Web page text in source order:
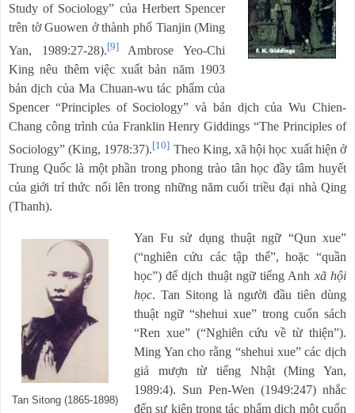
Study of Sociology” của Herbert Spencer
trên tờ Guowen ở thành phố Tianjin (Ming
Yan, 1989:27-28).[9]Ambrose Yeo-Chi
King nêu thêm việc xuất bản năm 1903
bản dịch của Ma Chuan-wu tác phẩm của
Spencer “Principles of Sociology” và bản dịch của Wu Chien-
Chang công trình của Franklin Henry Giddings “The Principles of
Sociology” (King, 1978:37).[10] Theo King, xã hội học xuất hiện ở
Trung Quốc là một phần trong phong trào tân học đầy tâm huyết
của giới trí thức nổi lên trong những năm cuối triều đại nhà Qing
(Thanh).
Tan Sitong (1865-1898)
Yan Fu sử dụng thuật ngữ “Qun xue”
(“nghiên cứu các tập thể”, hoặc “quần
học”) để dịch thuật ngữ tiếng Anh xã hội
học. Tan Sitong là người đầu tiên dùng
thuật ngữ “shehui xue” trong cuốn sách
“Ren xue” (“Nghiên cứu về từ thiện”).
Ming Yan cho rằng “shehui xue” các dịch
giả mượn từ tiếng Nhật (Ming Yan,
1989:4). Sun Pen-Wen (1949:247) nhắc
đến sự kiện trong tác phẩm dịch một cuốn